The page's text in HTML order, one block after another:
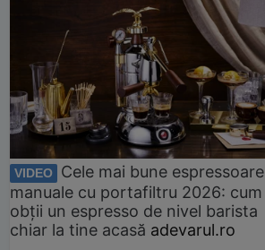
VIDEO
Cele mai bune espressoare
manuale cu portafiltru 2026: cum
obții un espresso de nivel barista
chiar la tine acasă adevarul.ro